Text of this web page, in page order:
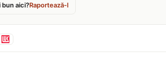
bun aici?Raportează-l